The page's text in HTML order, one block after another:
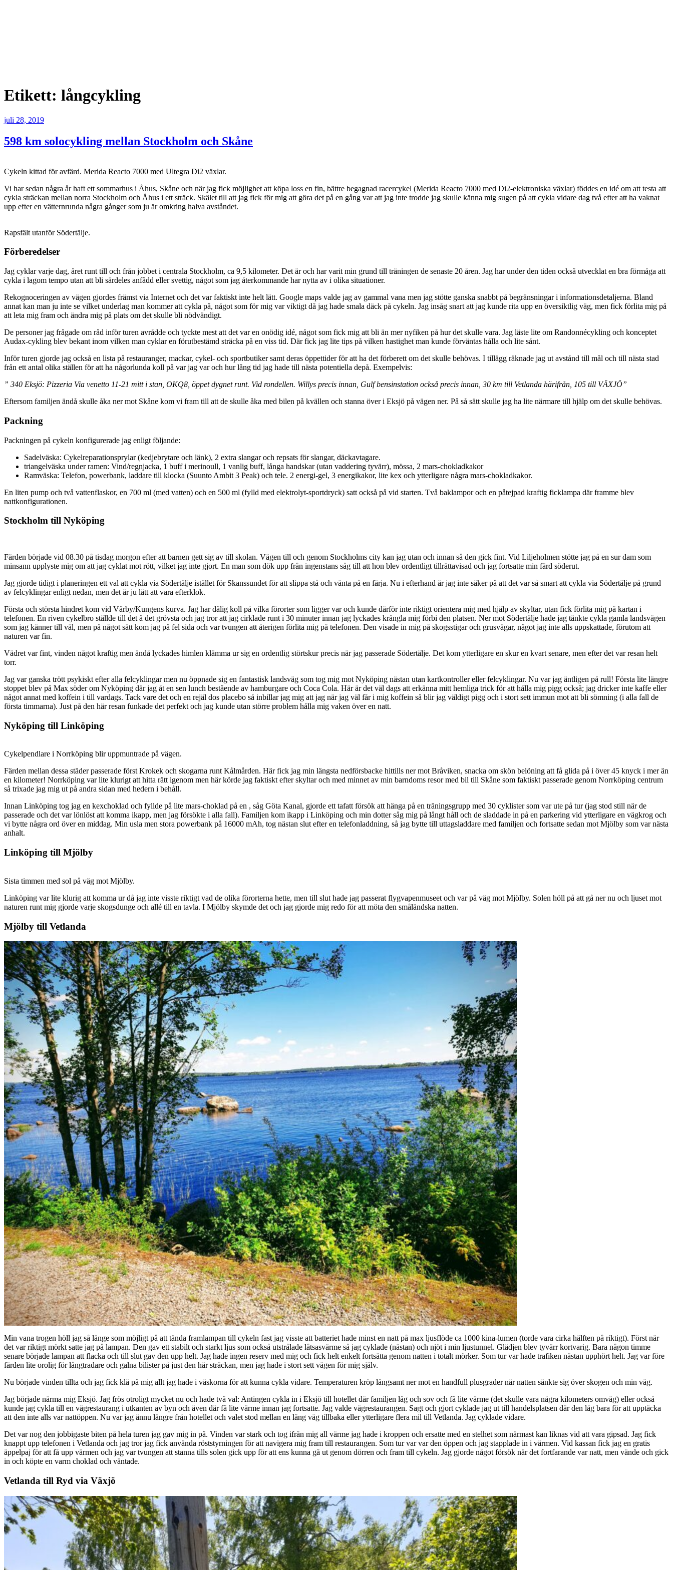
Etikett: långcykling
Publicerat
juli 28, 2019
598 km solocykling mellan Stockholm och Skåne
Cykeln kittad för avfärd. Merida Reacto 7000 med Ultegra Di2 växlar.
Vi har sedan några år haft ett sommarhus i Åhus, Skåne och när jag fick möjlighet att köpa loss en fin, bättre begagnad racercykel (Merida Reacto 7000 med Di2-elektroniska växlar) föddes en idé om att testa att
cykla sträckan mellan norra Stockholm och Åhus i ett sträck. Skälet till att jag fick för mig att göra det på en gång var att jag inte trodde jag skulle känna mig sugen på att cykla vidare dag två efter att ha vaknat
upp efter en vätternrunda några gånger som ju är omkring halva avståndet.
Rapsfält utanför Södertälje.
Förberedelser
Jag cyklar varje dag, året runt till och från jobbet i centrala Stockholm, ca 9,5 kilometer. Det är och har varit min grund till träningen de senaste 20 åren. Jag har under den tiden också utvecklat en bra förmåga att
cykla i lagom tempo utan att bli särdeles anfådd eller svettig, något som jag återkommande har nytta av i olika situationer.
Rekognoceringen av vägen gjordes främst via Internet och det var faktiskt inte helt lätt. Google maps valde jag av gammal vana men jag stötte ganska snabbt på begränsningar i informationsdetaljerna. Bland
annat kan man ju inte se vilket underlag man kommer att cykla på, något som för mig var viktigt då jag hade smala däck på cykeln. Jag insåg snart att jag kunde rita upp en översiktlig väg, men fick förlita mig på
att leta mig fram och ändra mig på plats om det skulle bli nödvändigt.
De personer jag frågade om råd inför turen avrådde och tyckte mest att det var en onödig idé, något som fick mig att bli än mer nyfiken på hur det skulle vara. Jag läste lite om Randonnécykling och konceptet
Audax-cykling blev bekant inom vilken man cyklar en förutbestämd sträcka på en viss tid. Där fick jag lite tips på vilken hastighet man kunde förväntas hålla och lite sånt.
Inför turen gjorde jag också en lista på restauranger, mackar, cykel- och sportbutiker samt deras öppettider för att ha det förberett om det skulle behövas. I tillägg räknade jag ut avstånd till mål och till nästa stad
från ett antal olika ställen för att ha någorlunda koll på var jag var och hur lång tid jag hade till nästa potentiella depå. Exempelvis:
” 340 Eksjö: Pizzeria Via venetto 11-21 mitt i stan, OKQ8, öppet dygnet runt. Vid rondellen. Willys precis innan, Gulf bensinstation också precis innan, 30 km till Vetlanda härifrån, 105 till VÄXJÖ”
Eftersom familjen ändå skulle åka ner mot Skåne kom vi fram till att de skulle åka med bilen på kvällen och stanna över i Eksjö på vägen ner. På så sätt skulle jag ha lite närmare till hjälp om det skulle behövas.
Packning
Packningen på cykeln konfigurerade jag enligt följande:
Sadelväska: Cykelreparationsprylar (kedjebrytare och länk), 2 extra slangar och repsats för slangar, däckavtagare.
triangelväska under ramen: Vind/regnjacka, 1 buff i merinoull, 1 vanlig buff, långa handskar (utan vaddering tyvärr), mössa, 2 mars-chokladkakor
Ramväska: Telefon, powerbank, laddare till klocka (Suunto Ambit 3 Peak) och tele. 2 energi-gel, 3 energikakor, lite kex och ytterligare några mars-chokladkakor.
En liten pump och två vattenflaskor, en 700 ml (med vatten) och en 500 ml (fylld med elektrolyt-sportdryck) satt också på vid starten. Två baklampor och en påtejpad kraftig ficklampa där framme blev
nattkonfigurationen.
Stockholm till Nyköping
Färden började vid 08.30 på tisdag morgon efter att barnen gett sig av till skolan. Vägen till och genom Stockholms city kan jag utan och innan så den gick fint. Vid Liljeholmen stötte jag på en sur dam som
minsann upplyste mig om att jag cyklat mot rött, vilket jag inte gjort. En man som dök upp från ingenstans såg till att hon blev ordentligt tillrättavisad och jag fortsatte min färd söderut.
Jag gjorde tidigt i planeringen ett val att cykla via Södertälje istället för Skanssundet för att slippa stå och vänta på en färja. Nu i efterhand är jag inte säker på att det var så smart att cykla via Södertälje på grund
av felcyklingar enligt nedan, men det är ju lätt att vara efterklok.
Första och största hindret kom vid Vårby/Kungens kurva. Jag har dålig koll på vilka förorter som ligger var och kunde därför inte riktigt orientera mig med hjälp av skyltar, utan fick förlita mig på kartan i
telefonen. En riven cykelbro ställde till det å det grövsta och jag tror att jag cirklade runt i 30 minuter innan jag lyckades krångla mig förbi den platsen. Ner mot Södertälje hade jag tänkte cykla gamla landsvägen
som jag känner till väl, men på något sätt kom jag på fel sida och var tvungen att återigen förlita mig på telefonen. Den visade in mig på skogsstigar och grusvägar, något jag inte alls uppskattade, förutom att
naturen var fin.
Vädret var fint, vinden något kraftig men ändå lyckades himlen klämma ur sig en ordentlig störtskur precis när jag passerade Södertälje. Det kom ytterligare en skur en kvart senare, men efter det var resan helt
torr.
Jag var ganska trött psykiskt efter alla felcyklingar men nu öppnade sig en fantastisk landsväg som tog mig mot Nyköping nästan utan kartkontroller eller felcyklingar. Nu var jag äntligen på rull! Första lite längre
stoppet blev på Max söder om Nyköping där jag åt en sen lunch bestående av hamburgare och Coca Cola. Här är det väl dags att erkänna mitt hemliga trick för att hålla mig pigg också; jag dricker inte kaffe eller
något annat med koffein i till vardags. Tack vare det och en rejäl dos placebo så inbillar jag mig att jag när jag väl får i mig koffein så blir jag väldigt pigg och i stort sett immun mot att bli sömning (i alla fall de
första timmarna). Just på den här resan funkade det perfekt och jag kunde utan större problem hålla mig vaken över en natt.
Nyköping till Linköping
Cykelpendlare i Norrköping blir uppmuntrade på vägen.
Färden mellan dessa städer passerade först Krokek och skogarna runt Kålmården. Här fick jag min längsta nedförsbacke hittills ner mot Bråviken, snacka om skön belöning att få glida på i över 45 knyck i mer än
en kilometer! Norrköping var lite klurigt att hitta rätt igenom men här körde jag faktiskt efter skyltar och med minnet av min barndoms resor med bil till Skåne som faktiskt passerade genom Norrköping centrum
så trixade jag mig ut på andra sidan med hedern i behåll.
Innan Linköping tog jag en kexchoklad och fyllde på lite mars-choklad på en , såg Göta Kanal, gjorde ett tafatt försök att hänga på en träningsgrupp med 30 cyklister som var ute på tur (jag stod still när de
passerade och det var lönlöst att komma ikapp, men jag försökte i alla fall). Familjen kom ikapp i Linköping och min dotter såg mig på långt håll och de sladdade in på en parkering vid ytterligare en vägkrog och
vi bytte några ord över en middag. Min usla men stora powerbank på 16000 mAh, tog nästan slut efter en telefonladdning, så jag bytte till uttagsladdare med familjen och fortsatte sedan mot Mjölby som var nästa
anhalt.
Linköping till Mjölby
Sista timmen med sol på väg mot Mjölby.
Linköping var lite klurig att komma ur då jag inte visste riktigt vad de olika förorterna hette, men till slut hade jag passerat flygvapenmuseet och var på väg mot Mjölby. Solen höll på att gå ner nu och ljuset mot
naturen runt mig gjorde varje skogsdunge och allé till en tavla. I Mjölby skymde det och jag gjorde mig redo för att möta den småländska natten.
Mjölby till Vetlanda
Min vana trogen höll jag så länge som möjligt på att tända framlampan till cykeln fast jag visste att batteriet hade minst en natt på max ljusflöde ca 1000 kina-lumen (torde vara cirka hälften på riktigt). Först när
det var riktigt mörkt satte jag på lampan. Den gav ett stabilt och starkt ljus som också utstrålade låtsasvärme så jag cyklade (nästan) och njöt i min ljustunnel. Glädjen blev tyvärr kortvarig. Bara någon timme
senare började lampan att flacka och till slut gav den upp helt. Jag hade ingen reserv med mig och fick helt enkelt fortsätta genom natten i totalt mörker. Som tur var hade trafiken nästan upphört helt. Jag var före
färden lite orolig för långtradare och galna bilister på just den här sträckan, men jag hade i stort sett vägen för mig själv.
Nu började vinden tillta och jag fick klä på mig allt jag hade i väskorna för att kunna cykla vidare. Temperaturen kröp långsamt ner mot en handfull plusgrader när natten sänkte sig över skogen och min väg.
Jag började närma mig Eksjö. Jag frös otroligt mycket nu och hade två val: Antingen cykla in i Eksjö till hotellet där familjen låg och sov och få lite värme (det skulle vara några kilometers omväg) eller också
kunde jag cykla till en vägrestaurang i utkanten av byn och även där få lite värme innan jag fortsatte. Jag valde vägrestaurangen. Sagt och gjort cyklade jag ut till handelsplatsen där den låg bara för att upptäcka
att den inte alls var nattöppen. Nu var jag ännu längre från hotellet och valet stod mellan en lång väg tillbaka eller ytterligare flera mil till Vetlanda. Jag cyklade vidare.
Det var nog den jobbigaste biten på hela turen jag gav mig in på. Vinden var stark och tog ifrån mig all värme jag hade i kroppen och ersatte med en stelhet som närmast kan liknas vid att vara gipsad. Jag fick
knappt upp telefonen i Vetlanda och jag tror jag fick använda röststyrningen för att navigera mig fram till restaurangen. Som tur var var den öppen och jag stapplade in i värmen. Vid kassan fick jag en gratis
äppelpaj för att få upp värmen och jag var tvungen att stanna tills solen gick upp för att ens kunna gå ut genom dörren och fram till cykeln. Jag gjorde något försök när det fortfarande var natt, men vände och gick
in och köpte en varm choklad och väntade.
Vetlanda till Ryd via Växjö